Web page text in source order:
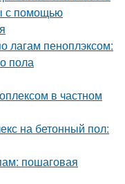
с помощью
лагам пеноплэксом:
пола
в частном
на бетонный пол:
пошаговая